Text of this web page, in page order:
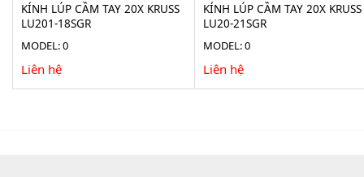
KÍNH LÚP CẦM TAY 20X KRUSS
LU201-18SGR
MODEL: 0
Liên hệ
KÍNH LÚP CẦM TAY 20X KRUSS
LU20-21SGR
MODEL: 0
Liên hệ